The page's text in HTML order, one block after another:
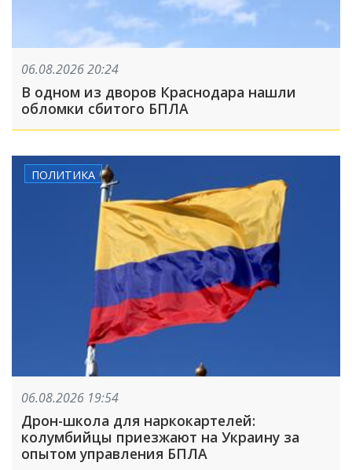
06.08.2026 20:24
В одном из дворов Краснодара нашли
обломки сбитого БПЛА
ПОЛИТИКА
06.08.2026 19:54
Дрон-школа для наркокартелей:
колумбийцы приезжают на Украину за
опытом управления БПЛА